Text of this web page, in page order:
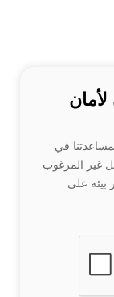
في
غير المرغوب
بيئة على